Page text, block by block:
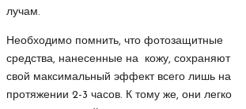
лучам.
Необходимо помнить, что фотозащитные
средства, нанесенные на кожу, сохраняют
свой максимальный эффект всего лишь на
протяжении 2-3 часов. К тому же, они легко